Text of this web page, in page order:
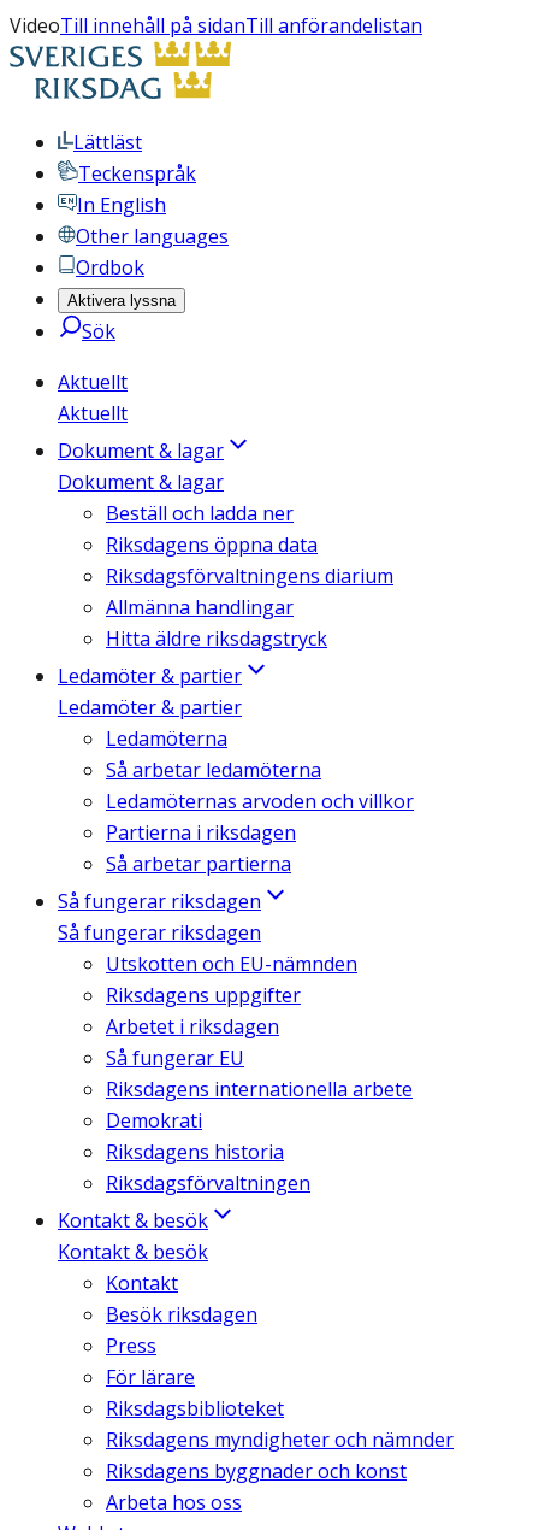
VideoTill innehåll på sidanTill anförandelistan
Lättläst
Teckenspråk
In English
Other languages
Ordbok
Aktivera lyssna
Sök
Aktuellt
Aktuellt
Dokument & lagar
Dokument & lagar
Beställ och ladda ner
Riksdagens öppna data
Riksdagsförvaltningens diarium
Allmänna handlingar
Hitta äldre riksdagstryck
Ledamöter & partier
Ledamöter & partier
Ledamöterna
Så arbetar ledamöterna
Ledamöternas arvoden och villkor
Partierna i riksdagen
Så arbetar partierna
Så fungerar riksdagen
Så fungerar riksdagen
Utskotten och EU-nämnden
Riksdagens uppgifter
Arbetet i riksdagen
Så fungerar EU
Riksdagens internationella arbete
Demokrati
Riksdagens historia
Riksdagsförvaltningen
Kontakt & besök
Kontakt & besök
Kontakt
Besök riksdagen
Press
För lärare
Riksdagsbiblioteket
Riksdagens myndigheter och nämnder
Riksdagens byggnader och konst
Arbeta hos oss